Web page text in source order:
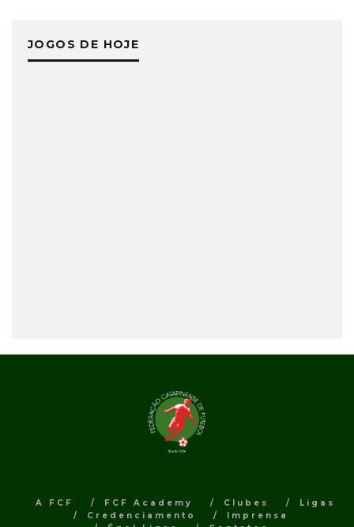
JOGOS DE HOJE
A FCF FCF Academy Clubes
Ligas
Credenciamento
Imprensa